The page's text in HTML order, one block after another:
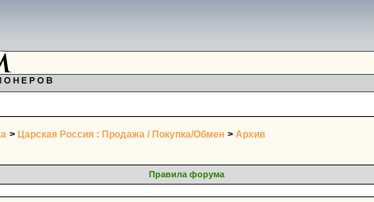
> Царская Россия : Продажа / Покупка/Обмен > Архив
Правила форума